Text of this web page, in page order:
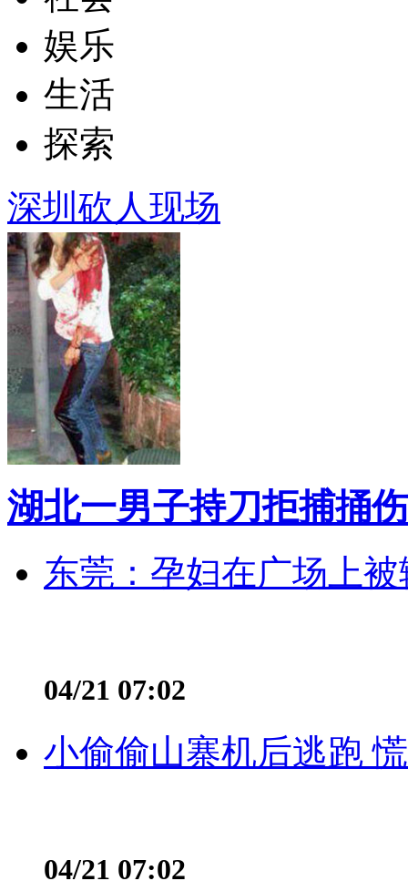
娱乐
生活
探索
深圳砍人现场
湖北一男子持刀拒捕捅
东莞：孕妇在广场上
04/21 07:02
小偷偷山寨机后逃跑
04/21 07:02